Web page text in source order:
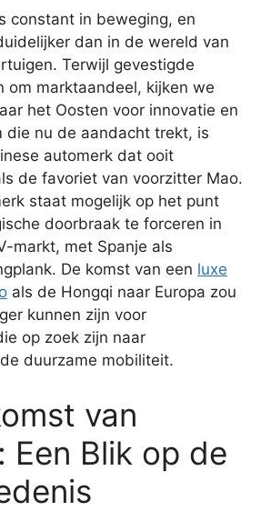
constant in beweging, en
dan in de wereld van
Terwijl gevestigde
om marktaandeel, kijken we
het Oosten voor innovatie en
die nu de aandacht trekt, is
automerk dat ooit
de favoriet van voorzitter Mao.
staat mogelijk op het punt
doorbraak te forceren in
markt, met Spanje als
De komst van een luxe
als de Hongqi naar Europa zou
kunnen zijn voor
op zoek zijn naar
duurzame mobiliteit.
van
Een Blik op de